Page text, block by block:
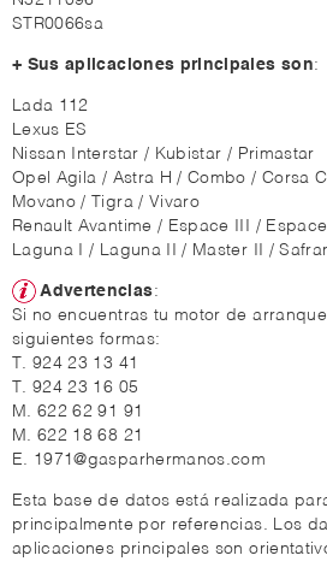
STR0066sa
+ Sus aplicaciones principales son:
Lada 112
Lexus ES
Nissan Interstar / Kubistar / Primastar
Opel Agila / Astra H / Combo / Corsa
Movano / Tigra / Vivaro
Renault Avantime / Espace III /
Laguna I / Laguna II / Master II /
Advertencias:
Si no encuentras tu motor de
siguientes formas:
T. 924 23 13 41
T. 924 23 16 05
M. 622 62 91 91
M. 622 18 68 21
E. 1971@gasparhermanos.com
Esta base de datos está realizada
principalmente por referencias. Los
aplicaciones principales son